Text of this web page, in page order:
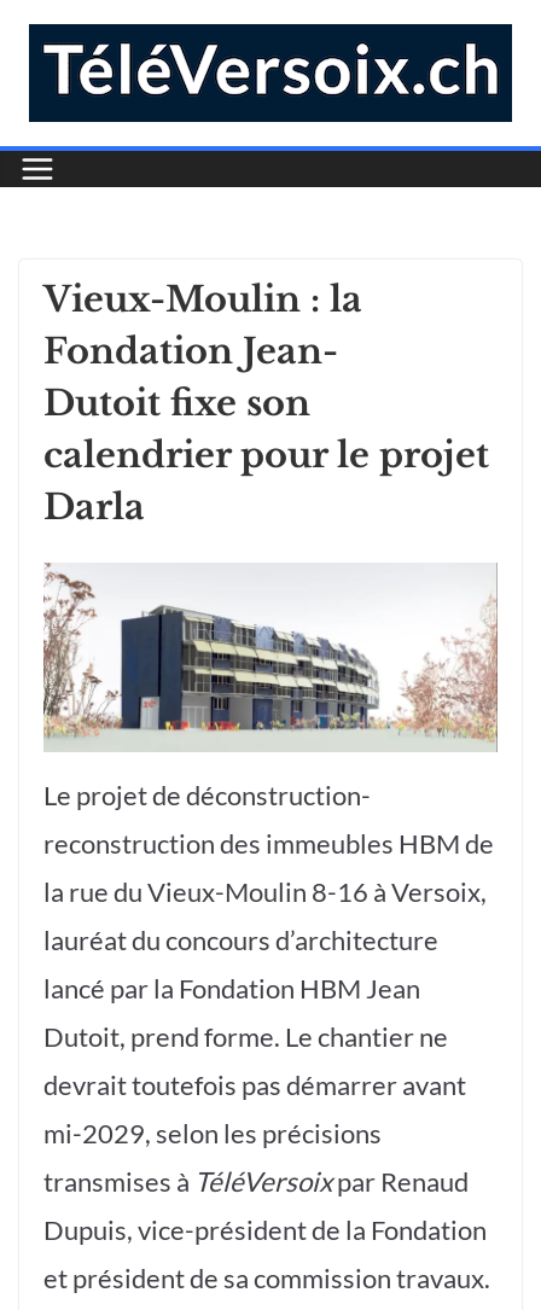
Vieux-Moulin : la
Fondation Jean-
Dutoit fixe son
calendrier pour le projet
Darla
Le projet de déconstruction-
reconstruction des immeubles HBM de
la rue du Vieux-Moulin 8-16 à Versoix,
lauréat du concours d’architecture
lancé par la Fondation HBM Jean
Dutoit, prend forme. Le chantier ne
devrait toutefois pas démarrer avant
mi-2029, selon les précisions
transmises à TéléVersoixpar Renaud
Dupuis, vice-président de la Fondation
et président de sa commission travaux.